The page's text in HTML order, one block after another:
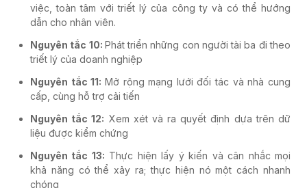
việc, toàn tâm với triết lý của công ty và có thể hướng
dẫn cho nhân viên.
Nguyên tắc 10: Phát triển những con người tài ba đi theo
triết lý của doanh nghiệp
Nguyên tắc 11: Mở rộng mạng lưới đối tác và nhà cung
cấp, cùng hỗ trợ cải tiến
Nguyên tắc 12: Xem xét và ra quyết định dựa trên dữ
liệu được kiểm chứng
Nguyên tắc 13: Thực hiện lấy ý kiến và cân nhắc mọi
khả năng có thể xảy ra; thực hiện nó một cách nhanh
chóng